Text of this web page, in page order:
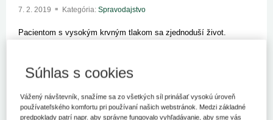
7. 2. 2019 Kategória: Spravodajstvo
Pacientom s vysokým krvným tlakom sa zjednoduší život.
predpisovať lieky na artériovú hypertenziu aj všeobecní lekári.
Možnosťou predpisovania liekov všeobecným lekárom sa ušetria
o tom na tlačovej konferencii informovala hlavná odborníčka
Ministerstva zdravotníctva (MZ) SR pre všeobecné lekárstvo Jana
Súhlas s cookies
Vážený návštevník, snažíme sa zo všetkých síl prinášať vysokú úroveň
používateľského komfortu pri používaní našich webstránok. Medzi základné
predpoklady patrí napr. aby správne fungovalo vyhľadávanie, aby sme vás